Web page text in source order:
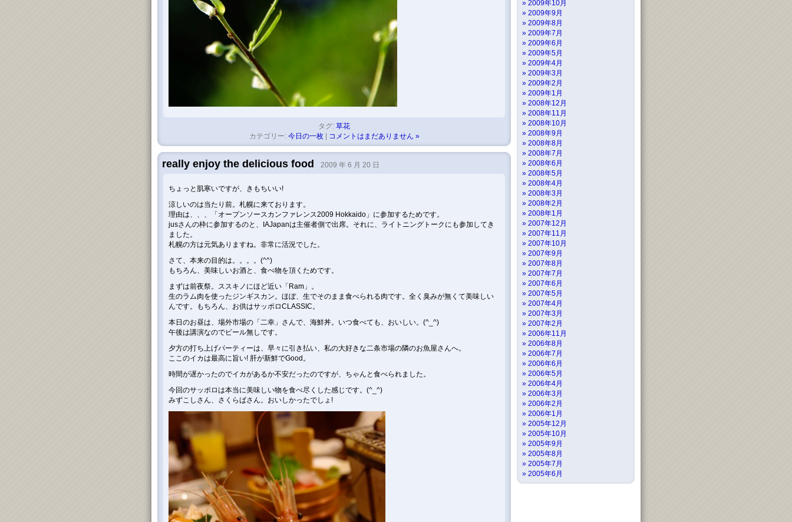
タグ: 草花
カテゴリー: 今日の一枚| コメントはまだありません »
really enjoy the delicious food 2009 年 6 月 20 日
ちょっと肌寒いですが、きもちいい!
涼しいのは当たり前。札幌に来ております。
理由は、、、「オープンソースカンファレンス2009 Hokkaido」に参加するためです。
jusさんの枠に参加するのと、IAJapanは主催者側で出席。それに、ライトニングトークにも参加してき
ました。
札幌の方は元気ありますね。非常に活況でした。
さて、本来の目的は。。。。(^^)
もちろん、美味しいお酒と、食べ物を頂くためです。
まずは前夜祭。ススキノにほど近い「Ram」。
生のラム肉を使ったジンギスカン。ほぼ、生でそのまま食べられる肉です。全く臭みが無くて美味しい
んです。もちろん、お供はサッポロCLASSIC。
本日のお昼は、場外市場の「二幸」さんで、海鮮丼。いつ食べても、おいしい。(^_^)
午後は講演なのでビール無しです。
夕方の打ち上げパーティーは、早々に引き払い、私の大好きな二条市場の隣のお魚屋さんへ。
ここのイカは最高に旨い! 肝が新鮮でGood。
時間が遅かったのでイカがあるか不安だったのですが、ちゃんと食べられました。
今回のサッポロは本当に美味しい物を食べ尽くした感じです。(^_^)
みずこしさん、さくらばさん。おいしかったでしょ!
2009年10月
2009年9月
2009年8月
2009年7月
2009年6月
2009年5月
2009年4月
2009年3月
2009年2月
2009年1月
2008年12月
2008年11月
2008年10月
2008年9月
2008年8月
2008年7月
2008年6月
2008年5月
2008年4月
2008年3月
2008年2月
2008年1月
2007年12月
2007年11月
2007年10月
2007年9月
2007年8月
2007年7月
2007年6月
2007年5月
2007年4月
2007年3月
2007年2月
2006年11月
2006年8月
2006年7月
2006年6月
2006年5月
2006年4月
2006年3月
2006年2月
2006年1月
2005年12月
2005年10月
2005年9月
2005年8月
2005年7月
2005年6月